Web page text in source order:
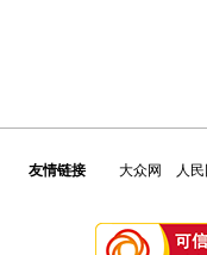
友情链接 大众网 人